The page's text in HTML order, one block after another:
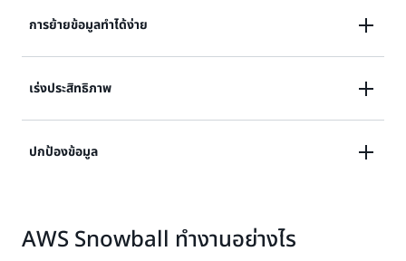
การย้ายข้อมูลทำได้ง่าย
ย้ายข้อมูลที่มีขนาดเพตะไบต์ไปยังคลาวด์ได้อย่างง่ายดาย
เร่งประสิทธิภาพ
เร่งประสิทธิภาพของแอปพลิเคชันในสภาพแวดล้อม Edge
ปกป้องข้อมูล
ทนทานของ Snowball การขนส่งแบบบูรณาการ และ
AWS Snowball ทำงานอย่างไร